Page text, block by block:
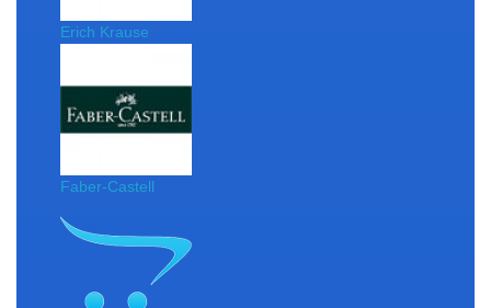
Erich Krause
Faber-Castell